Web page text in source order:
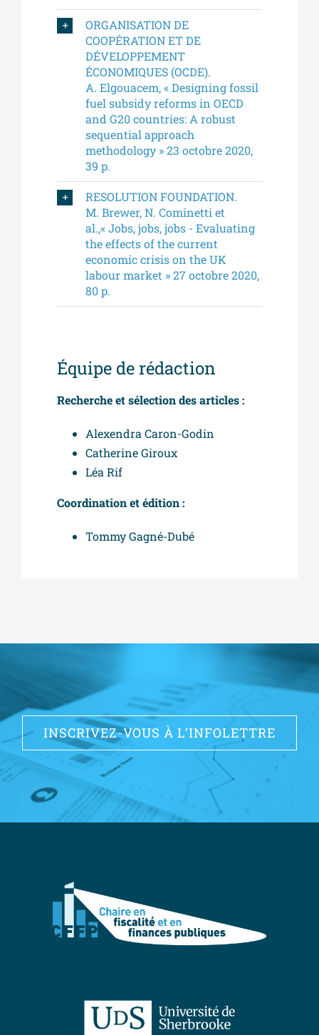
ORGANISATION DE
COOPÉRATION ET DE
DÉVELOPPEMENT
ÉCONOMIQUES (OCDE).
A. Elgouacem, « Designing fossil
fuel subsidy reforms in OECD
and G20 countries: A robust
sequential approach
methodology » 23 octobre 2020,
39 p.
RESOLUTION FOUNDATION.
M. Brewer, N. Cominetti et
al.,« Jobs, jobs, jobs - Evaluating
the effects of the current
economic crisis on the UK
labour market » 27 octobre 2020,
80 p.
Équipe de rédaction
Recherche et sélection des articles :
Alexendra Caron-Godin
Catherine Giroux
Léa Rif
Coordination et édition :
Tommy Gagné-Dubé
INSCRIVEZ-VOUS À L’INFOLETTRE